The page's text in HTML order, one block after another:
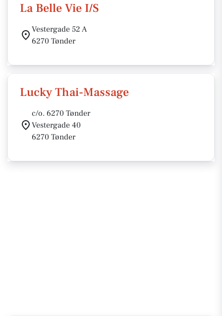
La Belle Vie I/S
Vestergade 52 A
6270 Tønder
Lucky Thai-Massage
c/o. 6270 Tønder
Vestergade 40
6270 Tønder